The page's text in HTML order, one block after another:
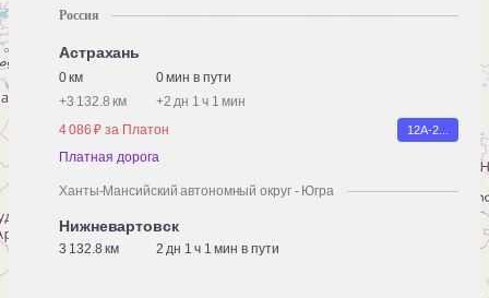
Россия
Астрахань
0 км
0 мин в пути
+3 132.8 км +2 дн 1 ч 1 мин
4 086 ₽ за Платон
12А-2...
Платная дорога
Ханты-Мансийский автономный округ - Югра
Нижневартовск
3 132.8 км 2 дн 1 ч 1 мин в пути